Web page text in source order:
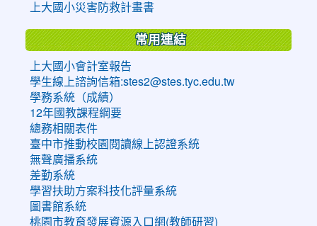
上大國小災害防救計畫書
常用連結
上大國小會計室報告
學生線上諮詢信箱:stes2@stes.tyc.edu.tw
學務系統（成績）
12年國教課程綱要
總務相關表件
臺中市推動校園閱讀線上認證系統
無聲廣播系統
差勤系統
學習扶助方案科技化評量系統
圖書館系統
桃園市教育發展資源入口網(教師研習)